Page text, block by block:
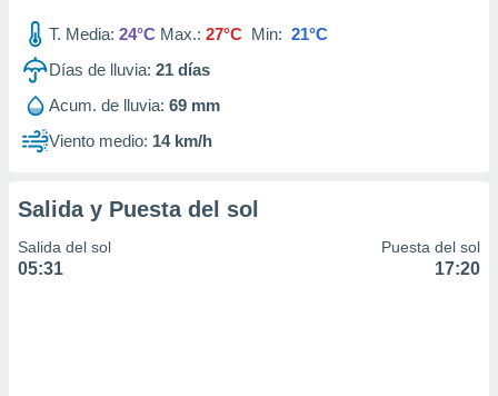
T. Media: 24°C Max.: 27°C Min: 21°C
Días de lluvia: 21 días
Acum. de lluvia: 69 mm
Viento medio: 14 km/h
Salida y Puesta del sol
Salida del sol
05:31
Puesta del sol
17:20